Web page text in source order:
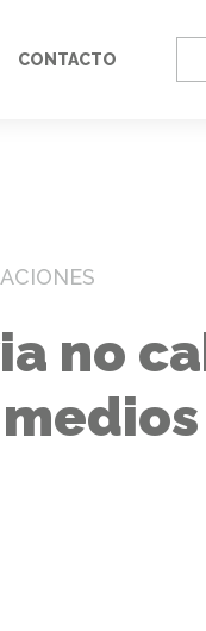
CONTACTO
no